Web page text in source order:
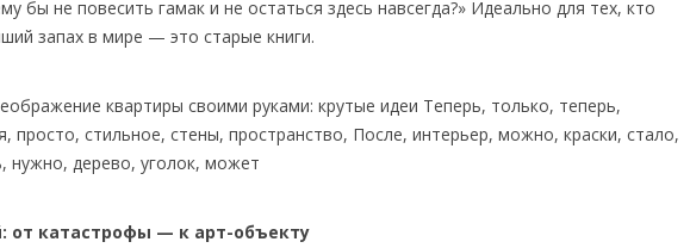
бы не повесить гамак и не остаться здесь навсегда?» Идеально для тех, кто
запах в мире — это старые книги.
от катастрофы — к арт-объекту